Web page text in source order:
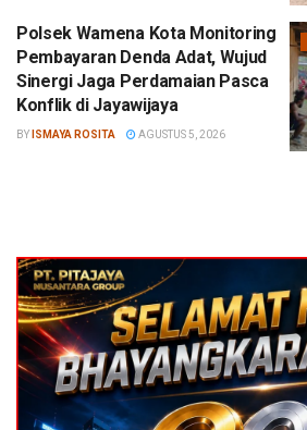
Polsek Wamena Kota Monitoring
Pembayaran Denda Adat, Wujud
Sinergi Jaga Perdamaian Pasca
Konflik di Jayawijaya
BY ISMAYA ROSITA AGUSTUS 5, 2026